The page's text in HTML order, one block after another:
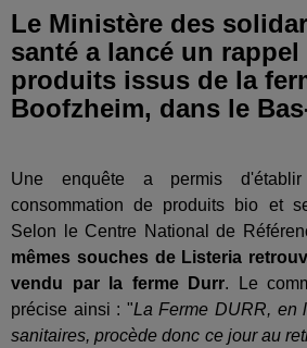
Le Ministère des
santé a lancé un
produits issus de la
Boofzheim, dans le
Une enquête a permis
consommation de produits bio et
Selon le Centre National de
mêmes souches de Listeria
vendu par la ferme Durr. Le
précise ainsi : "La Ferme DURR, en
sanitaires, procède donc ce jour au